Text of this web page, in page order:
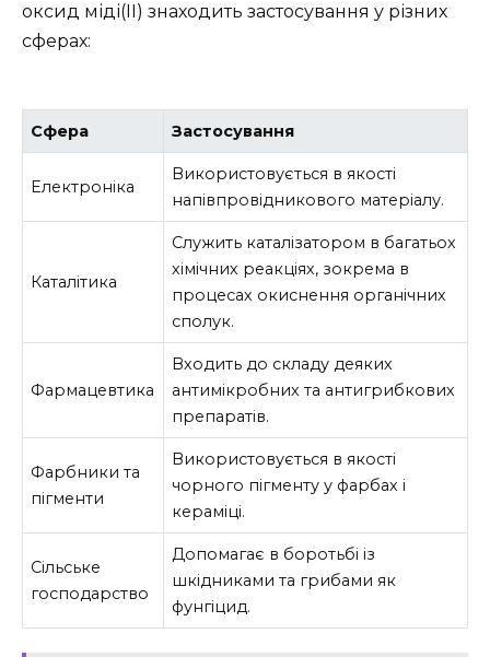
оксид міді(II) знаходить застосування у різних
сферах:
Сфера Застосування
Електроніка
Використовується в якості
напівпровідникового матеріалу.
Каталітика
Служить каталізатором в багатьох
хімічних реакціях, зокрема в
процесах окиснення органічних
сполук.
Фармацевтика
Входить до складу деяких
антимікробних та антигрибкових
препаратів.
Фарбники та
пігменти
Використовується в якості
чорного пігменту у фарбах і
кераміці.
Сільське
господарство
Допомагає в боротьбі із
шкідниками та грибами як
фунгіцид.